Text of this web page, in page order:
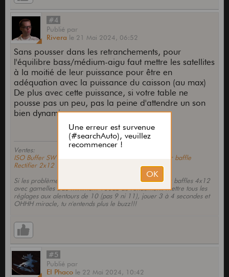
#4
Publié par
Rivera le 21 Mai 2024, 06:52
Sans pousser dans les retranchements, pour
l'équilibre bass/médium-aigu faut mettre les satellites
à la moitié de leur puissance pour être en
adéquation avec la puissance du caisson (au max)
De plus avec cette puissance, si votre table ne
pousse pas un peu, pas la peine d'attendre un son
bien dynamique
Ventes:
ISO Buffer SW LNA Custom, Mesa: Dos openback pour baffle
Rectifier 2x12
Si les problèmes persistent, prendre un JCM800. Deux baffles 4x12
avec gamelles d'au minimum 100dB de rendement. Mettre tous les
réglages aux alentours de 10 (pas 9 ni 11), jouer 3 à 4 secondes et
OHHH miracle, tu n'entends plus le buzz!!!
#5
Publié par
El Phaco le 22 Mai 2024, 10:42